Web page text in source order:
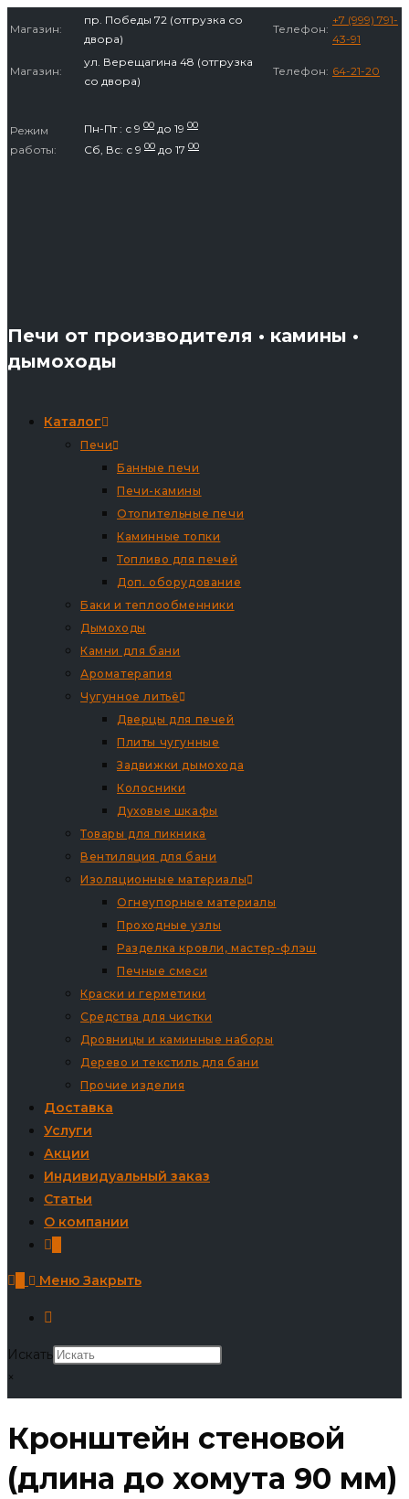
содержимому
Магазин:
пр. Победы 72 (отгрузка со
двора)
Телефон:
+7 (999) 791-
43-91
Магазин:
ул. Верещагина 48 (отгрузка
со двора)
Телефон: 64-21-20
Режим
работы:
Пн-Пт : с 9 00 до 19 00
Сб, Вс: с 9 00 до 17 00
Печи от производителя • камины •
дымоходы
Каталог
Печи
Банные печи
Печи-камины
Отопительные печи
Каминные топки
Топливо для печей
Доп. оборудование
Баки и теплообменники
Дымоходы
Камни для бани
Ароматерапия
Чугунное литьё
Дверцы для печей
Плиты чугунные
Задвижки дымохода
Колосники
Духовые шкафы
Товары для пикника
Вентиляция для бани
Изоляционные материалы
Огнеупорные материалы
Проходные узлы
Разделка кровли, мастер-флэш
Печные смеси
Краски и герметики
Средства для чистки
Дровницы и каминные наборы
Дерево и текстиль для бани
Прочие изделия
Доставка
Услуги
Акции
Индивидуальный заказ
Статьи
О компании
Меню Закрыть
Искать
×
Кронштейн стеновой
(длина до хомута 90 мм)